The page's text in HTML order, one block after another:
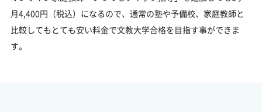
月4,400円（税込）になるので、通常の塾や予備校、家庭教師と
比較してもとても安い料金で文教大学合格を目指す事ができま
す。